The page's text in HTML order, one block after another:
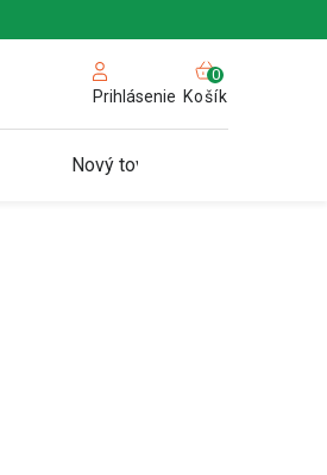
Prihlásenie KOŠÍK
Košík
Nový tovar